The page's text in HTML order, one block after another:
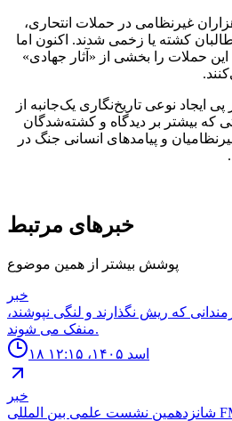
غیرنظامی در حملات انتحاری،
کشته یا زخمی شدند. اکنون اما
حملات را بخشی از «آثار جهادی»
پی ایجاد نوعی تاریخ‌نگاری یک‌جانبه از
که بیشتر بر دیدگاه و کشته‌شدگان
و پیامدهای انسانی جنگ در
خبرهای مرتبط
پوشش بیشتر از همین موضوع
خبر
كه ريش نگذارند و لنگى نپوشند،
منفک مى شوند.
۱۸ اسد ۱۴۰۵، ۱۲:۱۵
خبر